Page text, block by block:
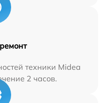
техники Midea
2 часов.